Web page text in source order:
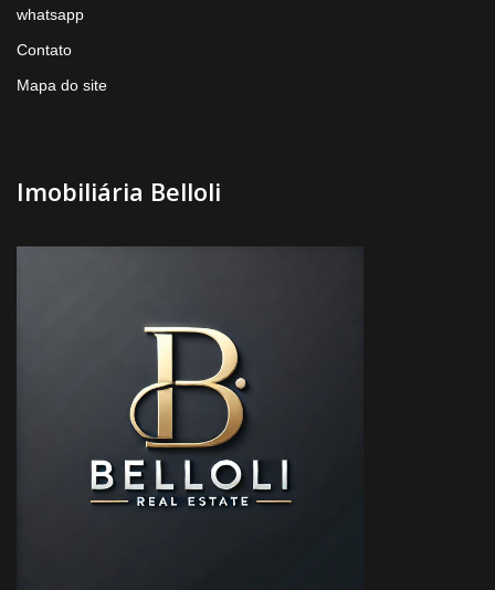
whatsapp
Contato
Mapa do site
Imobiliária Belloli